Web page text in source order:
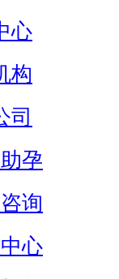
心
构
司
孕
询
心